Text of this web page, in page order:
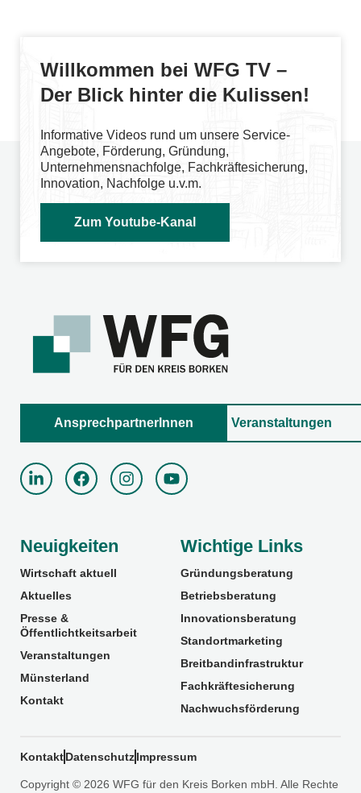
Willkommen bei WFG TV –
Der Blick hinter die Kulissen!
Informative Videos rund um unsere Service-
Angebote, Förderung, Gründung,
Unternehmensnachfolge, Fachkräftesicherung,
Innovation, Nachfolge u.v.m.
Zum Youtube-Kanal
AnsprechpartnerInnen Veranstaltungen
Neuigkeiten
Wirtschaft aktuell
Aktuelles
Presse &
Öffentlichtkeitsarbeit
Veranstaltungen
Münsterland
Kontakt
Wichtige Links
Gründungsberatung
Betriebsberatung
Innovationsberatung
Standortmarketing
Breitbandinfrastruktur
Fachkräftesicherung
Nachwuchsförderung
Copyright © 2026 WFG für den Kreis Borken mbH. Alle Rechte
KontaktDatenschutzImpressum